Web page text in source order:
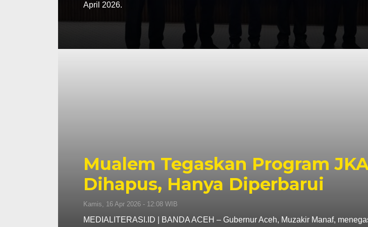
April 2026.
Mualem Tegaskan Program
Dihapus, Hanya Diperbarui
Kamis, 16 Apr 2026 - 12:08 WIB
MEDIALITERASI.ID | BANDA ACEH – Gubernur Aceh, Muzakir Manaf,